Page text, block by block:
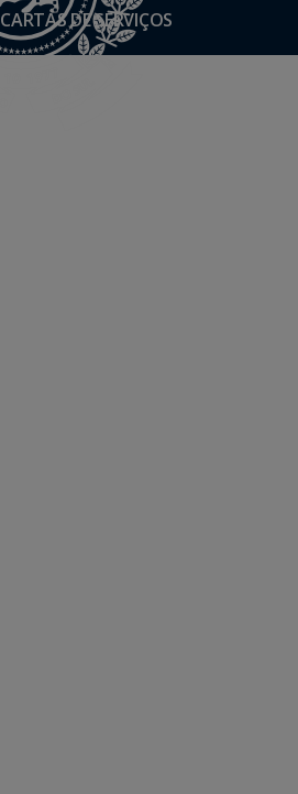
CARTAS DE SERVIÇOS